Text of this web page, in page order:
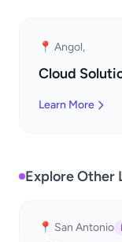
📍 Angol,
Cloud
Learn More
Explore Other
📍 San Antonio